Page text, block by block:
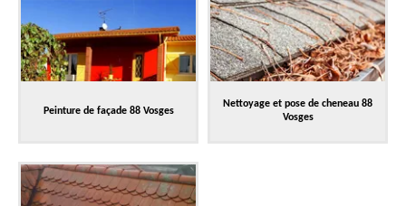
Peinture de façade 88 Vosges
Nettoyage et pose de cheneau 88
Vosges